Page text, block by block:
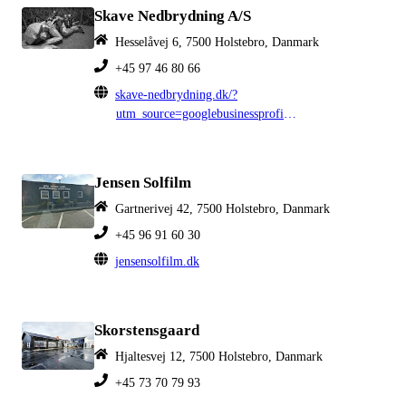
Skave Nedbrydning A/S
Hesselåvej 6, 7500 Holstebro, Danmark
+45 97 46 80 66
skave-nedbrydning.dk/?
utm_source=googlebusinessprofile&utm_medium=organic
Jensen Solfilm
Gartnerivej 42, 7500 Holstebro, Danmark
+45 96 91 60 30
jensensolfilm.dk
Skorstensgaard
Hjaltesvej 12, 7500 Holstebro, Danmark
+45 73 70 79 93